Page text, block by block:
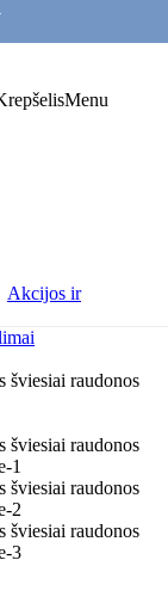
Menu
Akcijos ir